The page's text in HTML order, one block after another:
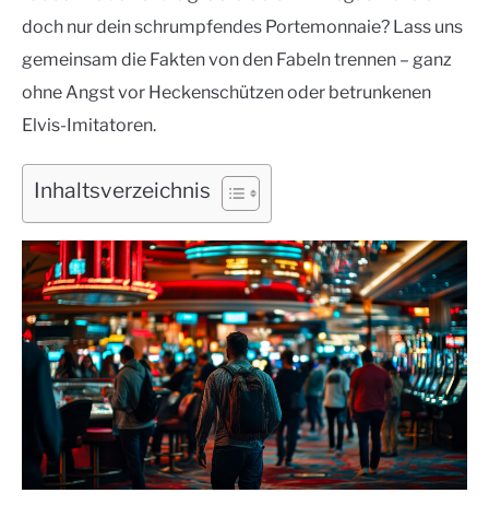
doch nur dein schrumpfendes Portemonnaie? Lass uns
gemeinsam die Fakten von den Fabeln trennen – ganz
ohne Angst vor Heckenschützen oder betrunkenen
Elvis-Imitatoren.
Inhaltsverzeichnis